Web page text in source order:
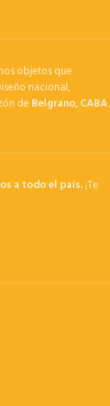
objetos que
nacional,
de Belgrano, CABA.
a todo el país.¡Te